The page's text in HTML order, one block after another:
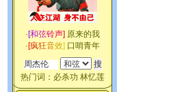
·[和弦铃声] 原来的我
·[疯狂音效] 口哨青年
热门词： 必杀功 林忆莲